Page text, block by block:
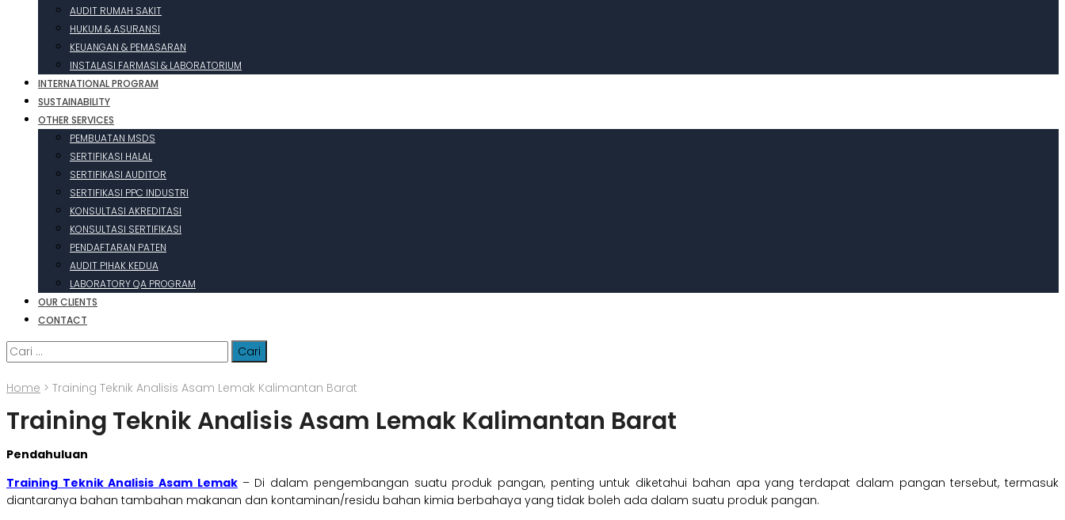
AUDIT RUMAH SAKIT
HUKUM & ASURANSI
KEUANGAN & PEMASARAN
INSTALASI FARMASI & LABORATORIUM
INTERNATIONAL PROGRAM
SUSTAINABILITY
OTHER SERVICES
PEMBUATAN MSDS
SERTIFIKASI HALAL
SERTIFIKASI AUDITOR
SERTIFIKASI PPC INDUSTRI
KONSULTASI AKREDITASI
KONSULTASI SERTIFIKASI
PENDAFTARAN PATEN
AUDIT PIHAK KEDUA
LABORATORY QA PROGRAM
OUR CLIENTS
CONTACT
Cari
untuk:
Home > Training Teknik Analisis Asam Lemak Kalimantan Barat
Training Teknik Analisis Asam Lemak Kalimantan Barat
Pendahuluan
Training Teknik Analisis Asam Lemak – Di dalam pengembangan suatu produk pangan, penting untuk diketahui bahan apa yang terdapat dalam pangan tersebut, termasuk
diantaranya bahan tambahan makanan dan kontaminan/residu bahan kimia berbahaya yang tidak boleh ada dalam suatu produk pangan.